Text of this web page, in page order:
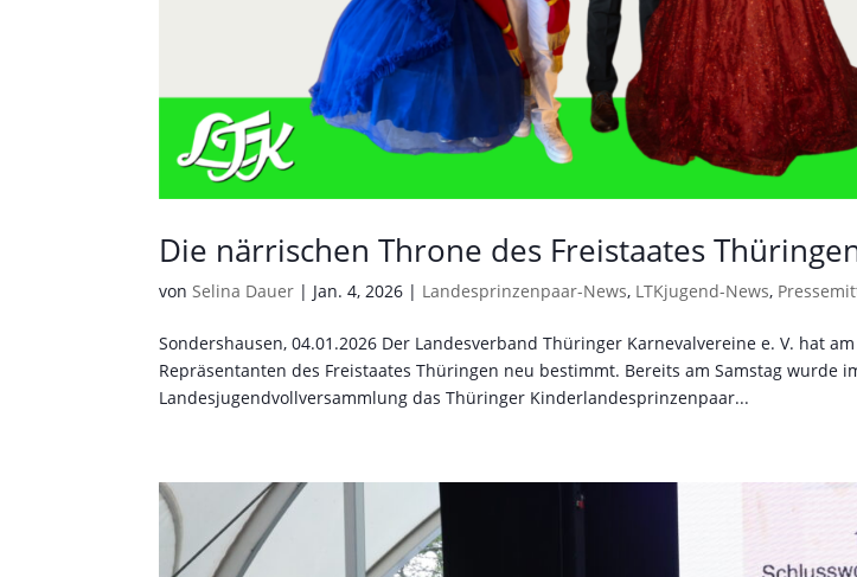
Die närrischen Throne des Freistaates
vonSelina Dauer | Jan. 4, 2026 | Landesprinzenpaar-News, LTKjugend-News,
Sondershausen, 04.01.2026 Der Landesverband Thüringer Karnevalvereine e. V. hat
Repräsentanten des Freistaates Thüringen neu bestimmt. Bereits am Samstag wurde
Landesjugendvollversammlung das Thüringer Kinderlandesprinzenpaar...